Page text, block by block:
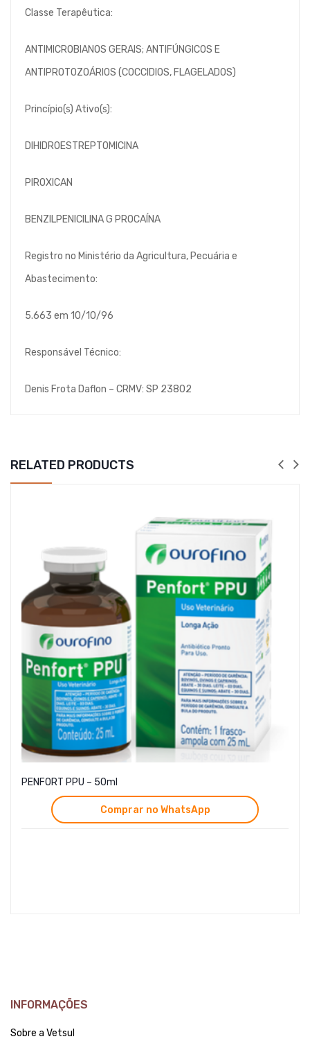
Classe Terapêutica:
ANTIMICROBIANOS GERAIS; ANTIFÚNGICOS E
ANTIPROTOZOÁRIOS (COCCIDIOS, FLAGELADOS)
Princípio(s) Ativo(s):
DIHIDROESTREPTOMICINA
PIROXICAN
BENZILPENICILINA G PROCAÍNA
Registro no Ministério da Agricultura, Pecuária e
Abastecimento:
5.663 em 10/10/96
Responsável Técnico:
Denis Frota Daflon – CRMV: SP 23802
RELATED PRODUCTS
PENFORT PPU – 50ml
Comprar no WhatsApp
INFORMAÇÕES
Sobre a Vetsul